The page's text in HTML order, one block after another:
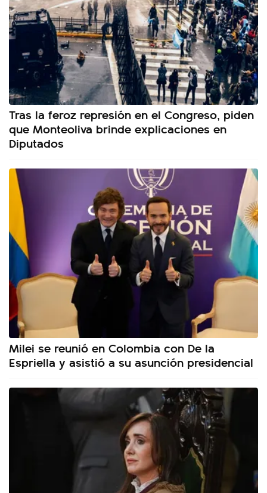
Tras la feroz represión en el Congreso, piden
que Monteoliva brinde explicaciones en
Diputados
Milei se reunió en Colombia con De la
Espriella y asistió a su asunción presidencial